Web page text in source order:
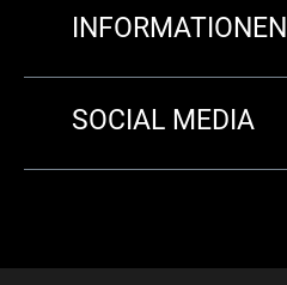
INFORMATIONEN
SOCIAL MEDIA